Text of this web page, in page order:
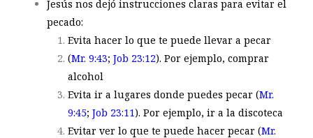
Jesús nos dejó instrucciones claras para evitar el
pecado:
Evita hacer lo que te puede llevar a pecar
(Mr. 9:43; Job 23:12). Por ejemplo, comprar
alcohol
Evita ir a lugares donde puedes pecar (Mr.
9:45; Job 23:11). Por ejemplo, ir a la discoteca
Evitar ver lo que te puede hacer pecar (Mr.